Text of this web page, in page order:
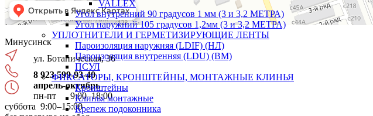
VALLEX
Угол внутренний 90 градусов 1 мм (3 и 3,2 МЕТРА)
Угол наружний 105 градусов 1,2мм (3 и 3,2 МЕТРА)
УПЛОТНИТЕЛИ И ГЕРМЕТИЗИРУЮЩИЕ ЛЕНТЫ
Пароизоляция наружняя (LDIF) (НЛ)
Пароизоляция внутренняя (LDU) (ВМ)
ПСУЛ
ФИКСАТОРЫ, КРОНШТЕЙНЫ, МОНТАЖНЫЕ КЛИНЬЯ
Кронштейны
Клинья монтажные
Крепеж подоконника
Минусинск
ул. Ботаническая, 36
8 923 599-93-40
апрель-октябрь
пн-пт 9:00–18:00
суббота 9:00–15:00